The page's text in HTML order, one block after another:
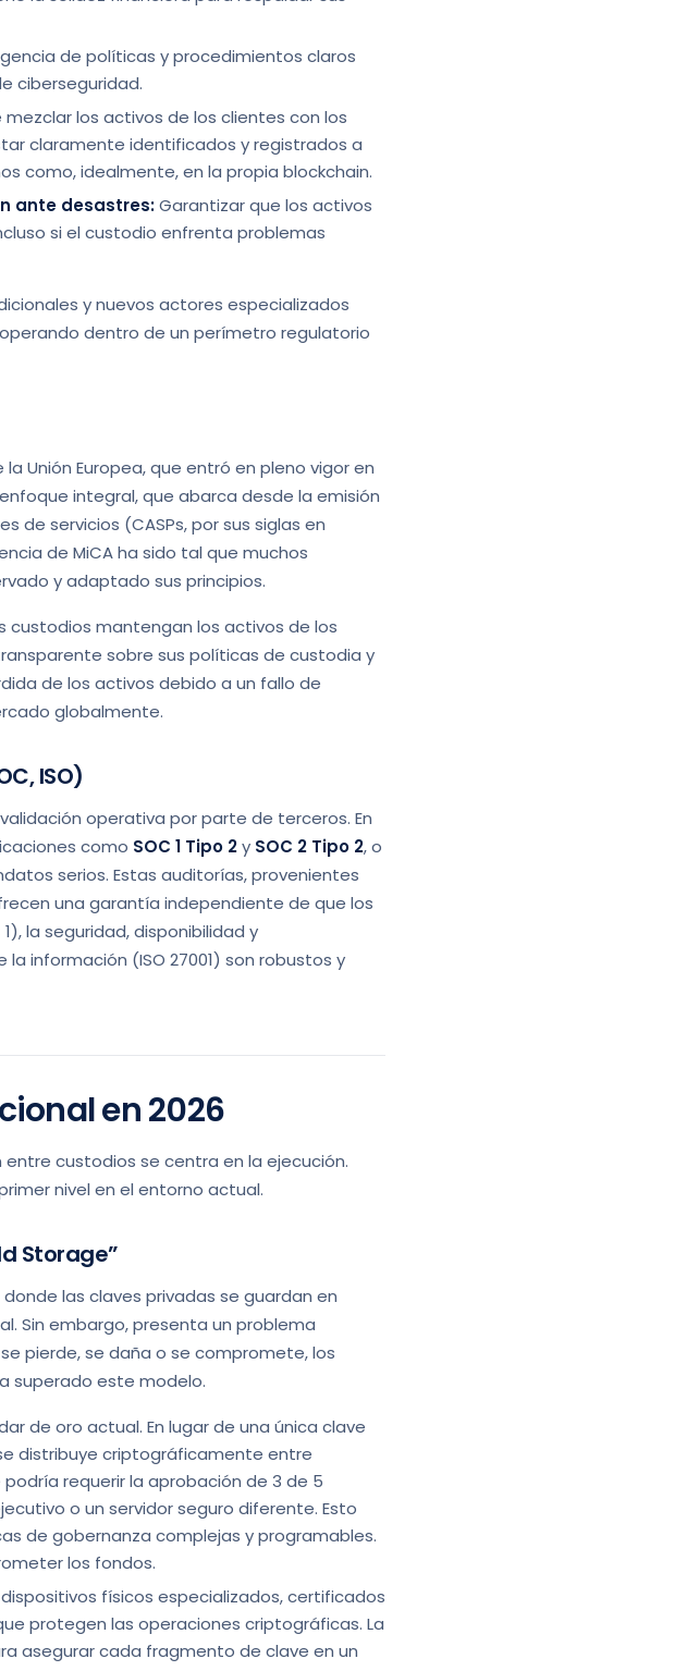
de políticas y procedimientos claros
ciberseguridad.
los activos de los clientes con los
claramente identificados y registrados a
como, idealmente, en la propia blockchain.
ante desastres:Garantizar que los activos
si el custodio enfrenta problemas
y nuevos actores especializados
dentro de un perímetro regulatorio
Unión Europea, que entró en pleno vigor en
integral, que abarca desde la emisión
de servicios (CASPs, por sus siglas en
de MiCA ha sido tal que muchos
y adaptado sus principios.
custodios mantengan los activos de los
sobre sus políticas de custodia y
de los activos debido a un fallo de
globalmente.
ISO)
operativa por parte de terceros. En
como SOC 1 Tipo 2y SOC 2 Tipo 2, o
serios. Estas auditorías, provenientes
una garantía independiente de que los
la seguridad, disponibilidad y
información (ISO 27001) son robustos y
en 2026
custodios se centra en la ejecución.
nivel en el entorno actual.
Storage”
las claves privadas se guardan en
Sin embargo, presenta un problema
pierde, se daña o se compromete, los
superado este modelo.
de oro actual. En lugar de una única clave
distribuye criptográficamente entre
requerir la aprobación de 3 de 5
o un servidor seguro diferente. Esto
de gobernanza complejas y programables.
los fondos.
físicos especializados, certificados
protegen las operaciones criptográficas. La
asegurar cada fragmento de clave en un